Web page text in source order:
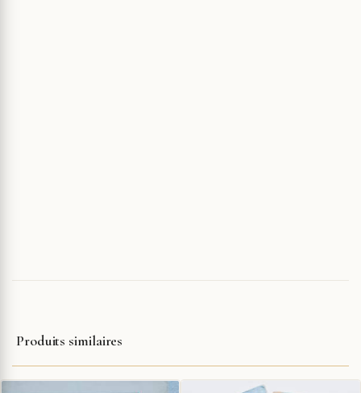
Produits similaires